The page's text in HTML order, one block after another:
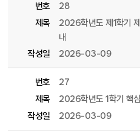
번호
28
제목
2026학년도 제1학기
내
작성일
2026-03-09
번호
27
제목
2026학년도 1학기 핵
작성일
2026-03-09